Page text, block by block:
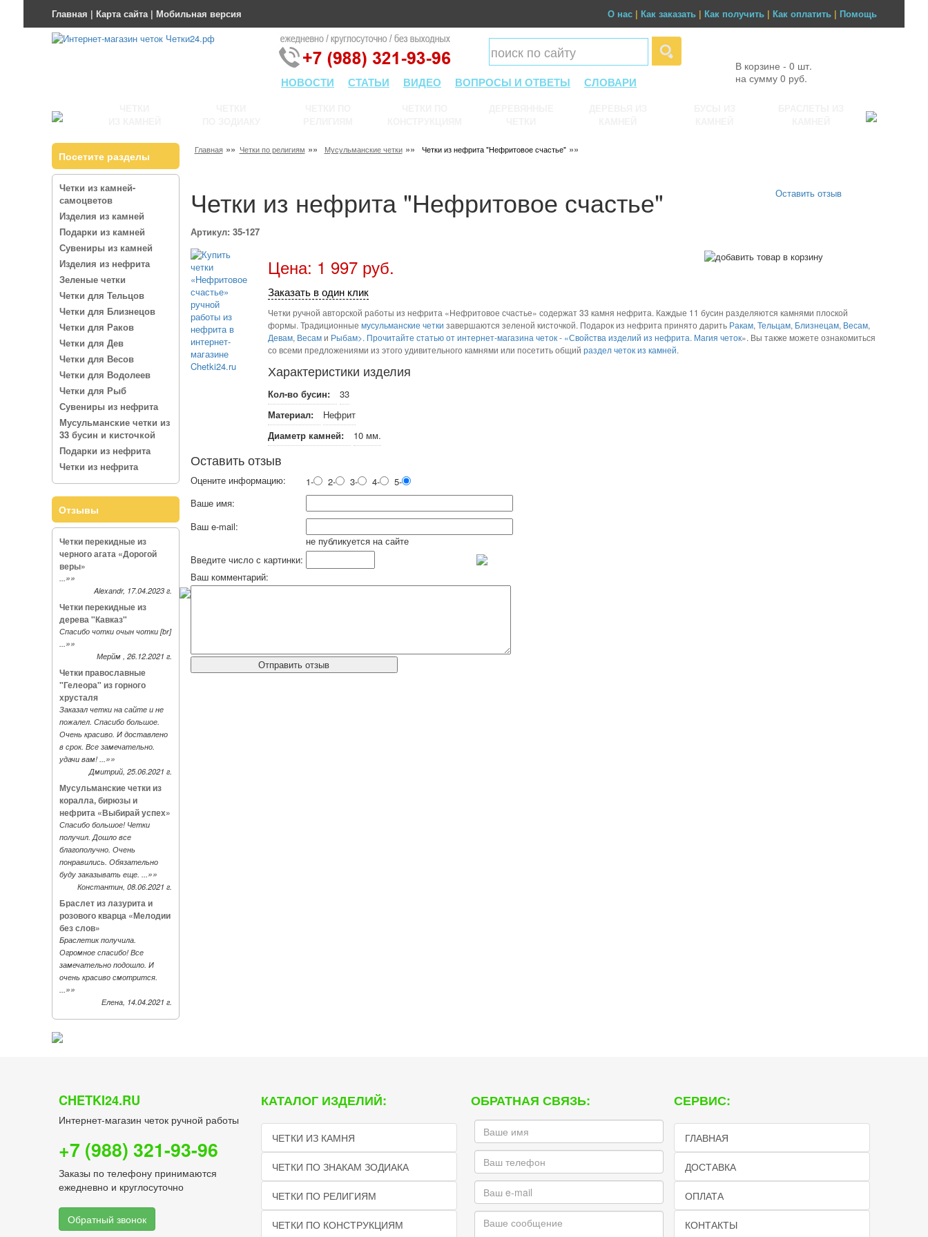
Главная | Карта сайта| Мобильная версия О нас| Как заказать| Как получить| Как оплатить| Помощь
НОВОСТИ СТАТЬИ ВИДЕО ВОПРОСЫ И ОТВЕТЫ СЛОВАРИ
В корзине - 0 шт.
на сумму 0 руб.
Посетите разделы
Четки из камней-
самоцветов
Изделия из камней
Подарки из камней
Сувениры из камней
Изделия из нефрита
Зеленые четки
Четки для Тельцов
Четки для Близнецов
Четки для Раков
Четки для Дев
Четки для Весов
Четки для Водолеев
Четки для Рыб
Сувениры из нефрита
Мусульманские четки из
33 бусин и кисточкой
Подарки из нефрита
Четки из нефрита
Отзывы
Четки перекидные из
черного агата «Дорогой
веры»
...»»
Alexandr, 17.04.2023 г.
Четки перекидные из
дерева "Кавказ"
Спасибо чотки очын чотки [br]
...»»
Мерйм , 26.12.2021 г.
Четки православные
"Гелеора" из горного
хрусталя
Заказал четки на сайте и не
пожалел. Спасибо большое.
Очень красиво. И доставлено
в срок. Все замечательно.
удачи вам! ...»»
Дмитрий, 25.06.2021 г.
Мусульманские четки из
коралла, бирюзы и
нефрита «Выбирай успех»
Спасибо большое! Четки
получил. Дошло все
благополучно. Очень
понравились. Обязательно
буду заказывать еще. ...»»
Константин, 08.06.2021 г.
Браслет из лазурита и
розового кварца «Мелодии
без слов»
Браслетик получила.
Огромное спасибо! Все
замечательно подошло. И
очень красиво смотрится.
...»»
Елена, 14.04.2021 г.
Главная»» Четки по религиям »» Мусульманские четки»» Четки из нефрита "Нефритовое счастье"»»
Четки из нефрита "Нефритовое счастье"
Артикул: 35-127
Оставить отзыв
Цена: 1 997 руб.
Заказать в один клик
Четки ручной авторской работы из нефрита «Нефритовое счастье» содержат 33 камня нефрита. Каждые 11 бусин разделяются камнями плоской
формы. Традиционные мусульманские четки завершаются зеленой кисточкой. Подарок из нефрита принято дарить Ракам, Тельцам, Близнецам, Весам,
Девам, Весами Рыбам>. Прочитайте статью от интернет-магазина четок - «Свойства изделий из нефрита. Магия четок». Вы также можете ознакомиться
со всеми предложениями из этого удивительного камнями или посетить общий раздел четок из камней.
Характеристики изделия
Кол-во бусин:
33
Материал:
Нефрит
Диаметр камней:
10 мм.
Оставить отзыв
Оцените информацию: 1- 2- 3- 4-
5-
Ваше имя:
Ваш e-mail:
не публикуется на сайте
Введите число с картинки:
Ваш комментарий:
CHETKI24.RU
Интернет-магазин четок ручной работы
+7 (988) 321-93-96
Заказы по телефону принимаются
ежедневно и круглосуточно
Обратный звонок
КАТАЛОГ ИЗДЕЛИЙ:
ЧЕТКИ ИЗ КАМНЯ
ЧЕТКИ ПО ЗНАКАМ ЗОДИАКА
ЧЕТКИ ПО РЕЛИГИЯМ
ЧЕТКИ ПО КОНСТРУКЦИЯМ
ОБРАТНАЯ СВЯЗЬ: СЕРВИС:
ГЛАВНАЯ
ДОСТАВКА
ОПЛАТА
КОНТАКТЫ